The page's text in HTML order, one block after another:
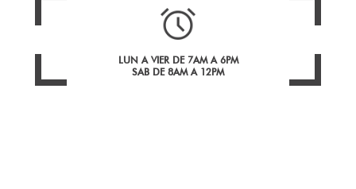
LUN A VIER DE 7AM A 6PM
SAB DE 8AM A 12PM